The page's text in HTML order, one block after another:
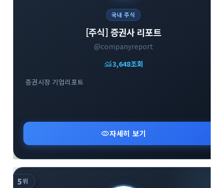
국내 주식
[주식] 증권사 리포트
@companyreport
monitoring3,648조회
증권시장 기업리포트
visibility자세히 보기
5위